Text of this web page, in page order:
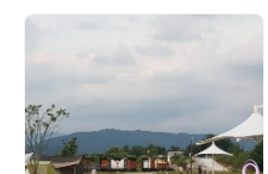
아
정
보
봇